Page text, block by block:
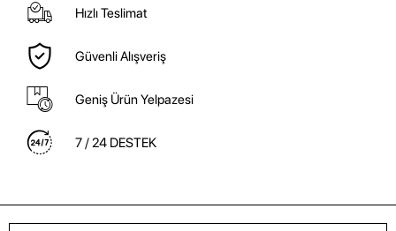
Hızlı Teslimat
Güvenli Alışveriş
Geniş Ürün Yelpazesi
7 / 24 DESTEK